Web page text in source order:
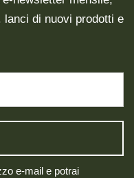
di nuovi prodotti e
e-mail e potrai